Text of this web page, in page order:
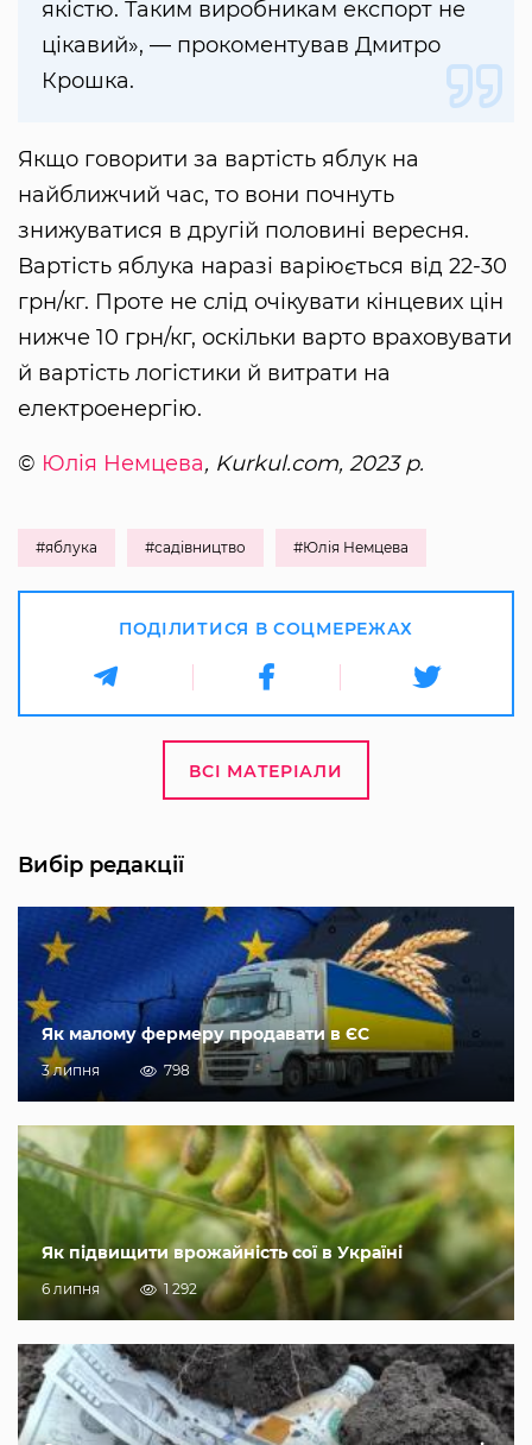
якістю. Таким виробникам експорт не
цікавий», — прокоментував Дмитро
Крошка.
Якщо говорити за вартість яблук на
найближчий час, то вони почнуть
знижуватися в другій половині вересня.
Вартість яблука наразі варіюється від 22-30
грн/кг. Проте не слід очікувати кінцевих цін
нижче 10 грн/кг, оскільки варто враховувати
й вартість логістики й витрати на
електроенергію.
© Юлія Немцева, Kurkul.com, 2023 р.
#яблука #садівництво #Юлія Немцева
ПОДІЛИТИСЯ В СОЦМЕРЕЖАХ
ВСІ МАТЕРІАЛИ
Вибір редакції
Як малому фермеру продавати в ЄС
3 липня 798
Як підвищити врожайність сої в Україні
6 липня 1 292